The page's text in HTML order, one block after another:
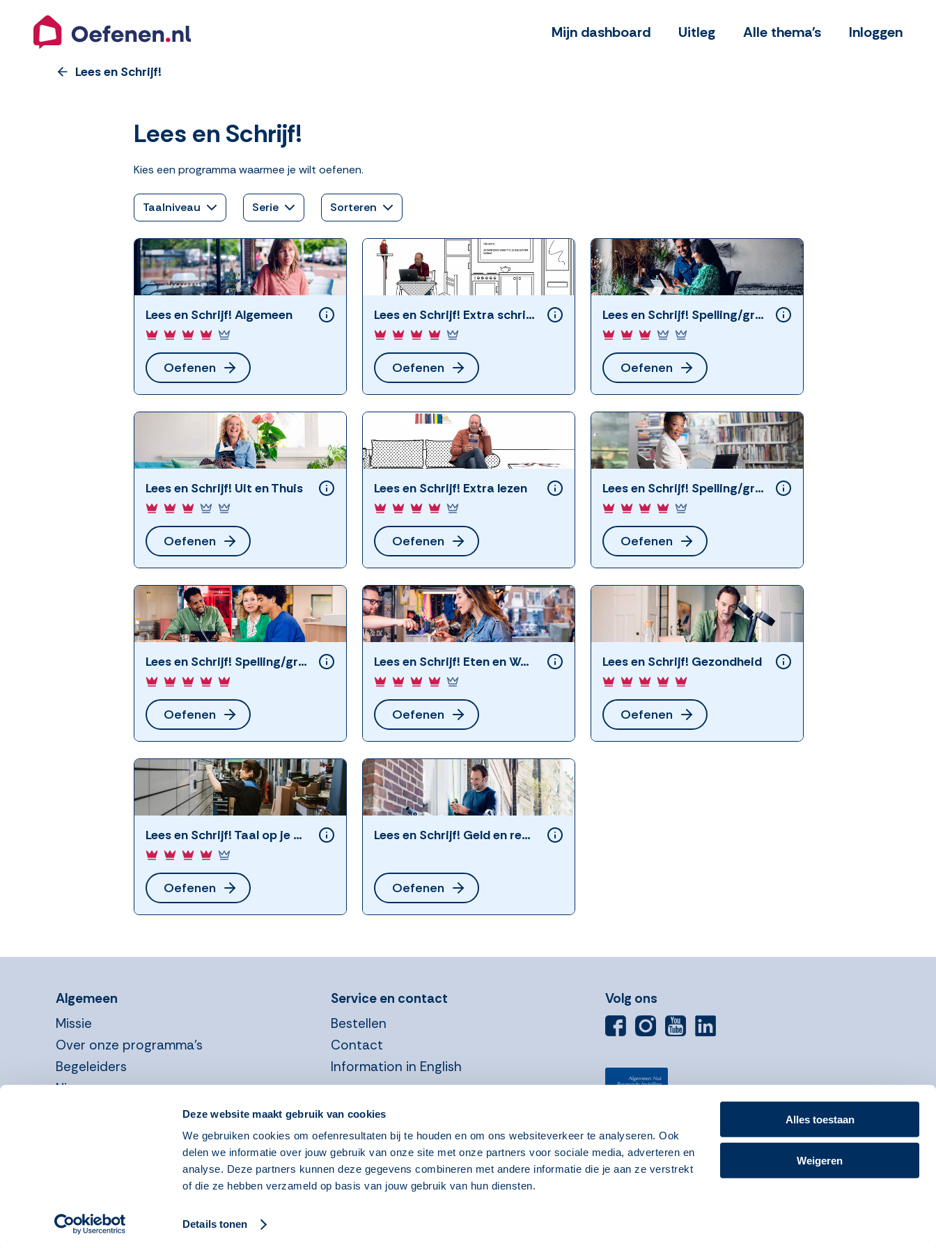
Deze website maakt gebruik van cookies
We gebruiken cookies om oefenresultaten bij te houden en om ons websiteverkeer te analyseren. Ook
delen we informatie over jouw gebruik van onze site met onze partners voor sociale media, adverteren en
analyse. Deze partners kunnen deze gegevens combineren met andere informatie die je aan ze verstrekt
of die ze hebben verzameld op basis van jouw gebruik van hun diensten.
Details tonen
Alles toestaan
Weigeren
Mijn dashboard Uitleg Alle thema's Inloggen
Lees en Schrijf!
Lees en Schrijf!
Kies een programma waarmee je wilt oefenen.
Taalniveau Serie Sorteren
Lees en Schrijf! Algemeen
Oefenen
Lees en Schrijf! Extra schrijven
Oefenen
Lees en Schrijf! Spelling/grammatica (1)
Oefenen
Lees en Schrijf! Uit en Thuis
Oefenen
Lees en Schrijf! Extra lezen
Oefenen
Lees en Schrijf! Spelling/grammatica (2)
Oefenen
Lees en Schrijf! Spelling/grammatica (3)
Oefenen
Lees en Schrijf! Eten en Weten
Oefenen
Lees en Schrijf! Gezondheid
Oefenen
Lees en Schrijf! Taal op je werk
Oefenen
Lees en Schrijf! Geld en rekenen
Oefenen
Algemeen
Missie
Over onze programma’s
Begeleiders
Nieuws
Informatie voor organisaties
Service en contact
Bestellen
Contact
Information in English
Volg ons
Disclaimer Copyright 2026 Privacyverklaring Cookies